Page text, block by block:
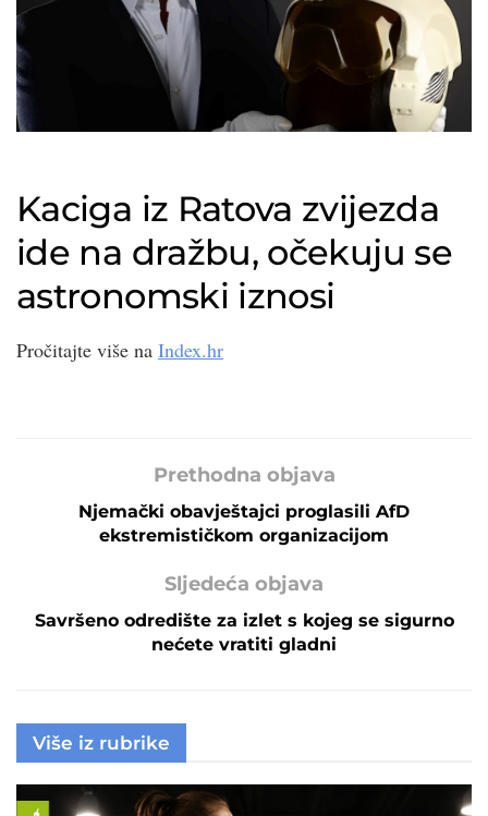
Kaciga iz Ratova zvijezda
ide na dražbu, očekuju se
astronomski iznosi
Pročitajte više na Index.hr
Prethodna objava
Njemački obavještajci proglasili AfD
ekstremističkom organizacijom
Sljedeća objava
Savršeno odredište za izlet s kojeg se sigurno
nećete vratiti gladni
Više iz rubrike